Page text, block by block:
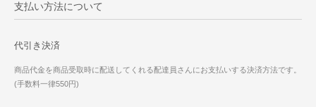
支払い方法について
代引き決済
商品代金を商品受取時に配送してくれる配達員さんにお支払いする決済方法です。
(手数料一律550円)